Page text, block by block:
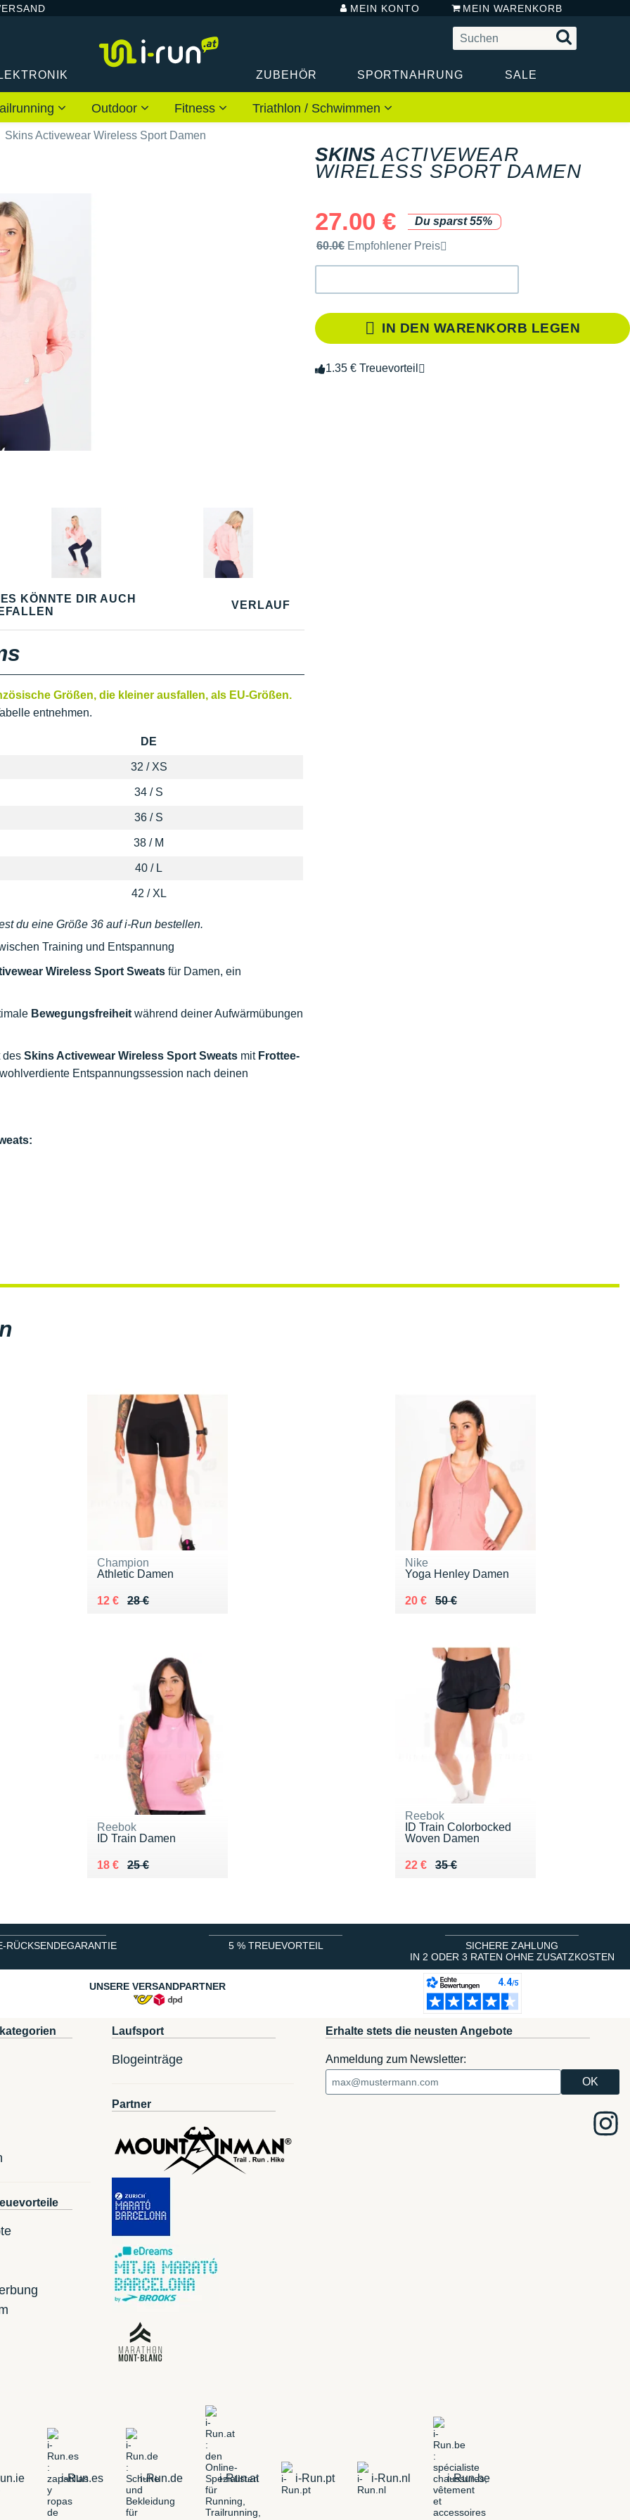
MEIN KONTO MEIN WARENKORB
ZUBEHÖR SPORTNAHRUNG SALE
Outdoor Fitness Triathlon / Schwimmen
Skins Activewear Wireless Sport Damen
SKINS ACTIVEWEAR
WIRELESS SPORT DAMEN
27.00 €
Du sparst 55%
Unverbindliche Preisempfehlung der Marke
60.0€ Empfohlener Preis
IN DEN WARENKORB LEGEN
1.35 € Treuevorteil
KÖNNTE DIR AUCH
VERLAUF
Größen, die kleiner ausfallen, als EU-Größen.
entnehmen.
DE
32 / XS
34 / S
36 / S
38 / M
40 / L
42 / XL
du eine Größe 36 auf i-Run bestellen.
Training und Entspannung
Wireless Sport Sweats für Damen, ein
Bewegungsfreiheit während deiner Aufwärmübungen
des Skins Activewear Wireless Sport Sweats mit Frottee-
Entspannungssession nach deinen
Champion
Athletic Damen
28 €
Au lieu de 28 €
12 €
Vendu 12 €
Nike
Yoga Henley Damen
50 €
Au lieu de 50 €
20 €
Vendu 20 €
Reebok
ID Train Damen
25 €
Au lieu de 25 €
18 €
Vendu 18 €
Reebok
ID Train Colorbocked
Woven Damen
35 €
Au lieu de 35 €
22 €
Vendu 22 €
RÜCKSENDEGARANTIE 5 % TREUEVORTEIL
SICHERE ZAHLUNG
IN 2 ODER 3 RATEN OHNE ZUSATZKOSTEN
UNSERE VERSANDPARTNER
Laufsport
Blogeinträge
Partner
Erhalte stets die neusten Angebote
Anmeldung zum Newsletter:
i-Run.es i-Run.de i-Run.at i-Run.pt i-Run.nl i-Run.be